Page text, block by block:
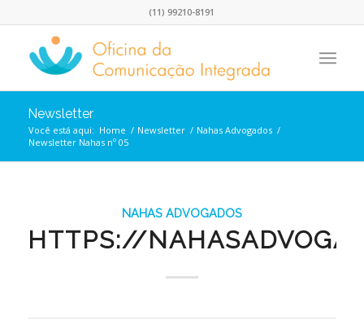
(11) 99210-8191
Newsletter
Você está aqui: Home / Newsletter / Nahas Advogados /
Newsletter Nahas nº 05
NAHAS ADVOGADOS
HTTPS://